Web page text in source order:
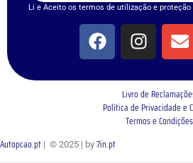
Li e Aceito os termos de utilização e proteção
Autopcao.pt | © 2025 | by 7in.pt
Livro de
Política de Privacidade e
Termos e Condições